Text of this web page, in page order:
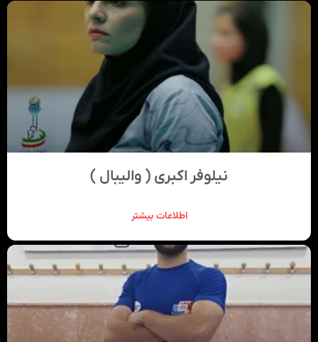
نیلوفر اکبری ( والیبال )
اطلاعات بیشتر